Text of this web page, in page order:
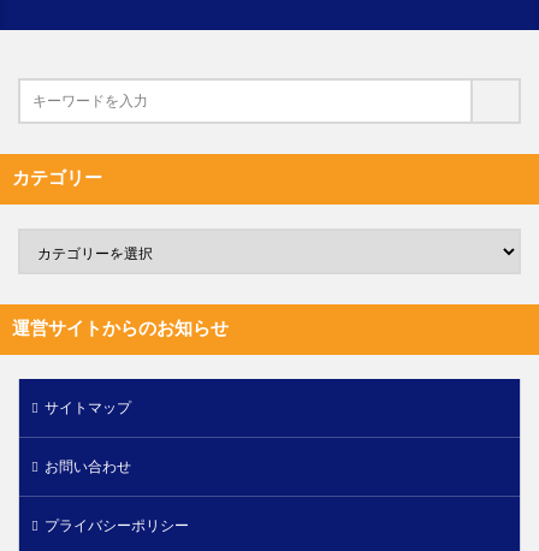
カテゴリー
運営サイトからのお知らせ
サイトマップ
お問い合わせ
プライバシーポリシー